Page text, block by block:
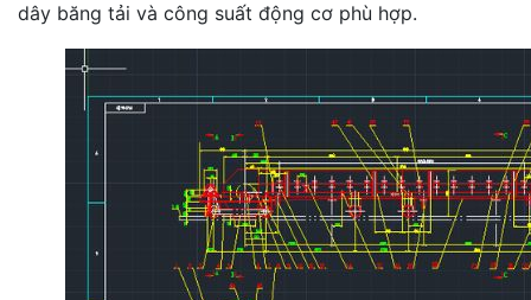
dây băng tải và công suất động cơ phù hợp.